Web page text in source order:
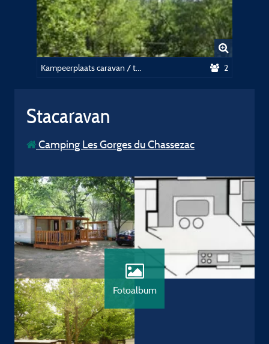
2
Stacaravan
Camping Les Gorges du Chassezac
Fotoalbum